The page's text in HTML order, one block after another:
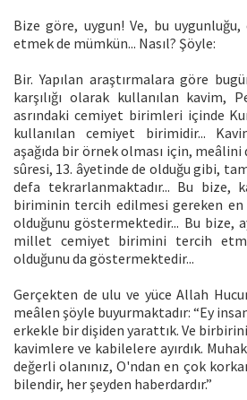
Bize göre, uygun! Ve, bu
etmek de mümkün... Nasıl? Şöyle:
Bir. Yapılan araştırmalara göre
karşılığı olarak kullanılan kavim,
asrındaki cemiyet birimleri içinde
kullanılan cemiyet birimidir...
aşağıda bir örnek olması için,
sûresi, 13. âyetinde de olduğu gibi,
defa tekrarlanmaktadır... Bu bize,
biriminin tercih edilmesi gereken
olduğunu göstermektedir... Bu bize,
millet cemiyet birimini tercih
olduğunu da göstermektedir...
Gerçekten de ulu ve yüce Allah
meâlen şöyle buyurmaktadır: “Ey
erkekle bir dişiden yarattık. Ve
kavimlere ve kabilelere ayırdık.
değerli olanınız, O'ndan en çok
bilendir, her şeyden haberdardır.”